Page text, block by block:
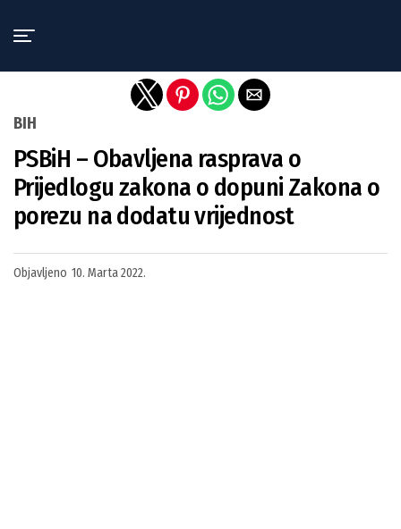
BIH
PSBiH – Obavljena rasprava o
Prijedlogu zakona o dopuni Zakona o
porezu na dodatu vrijednost
Objavljeno 10. Marta 2022.